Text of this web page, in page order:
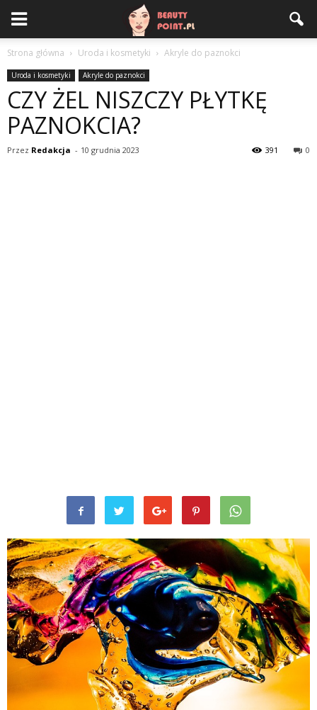
Strona główna Uroda i kosmetyki Akryle do paznokci
Uroda i kosmetyki Akryle do paznokci
CZY ŻEL NISZCZY PŁYTKĘ
PAZNOKCIA?
Przez Redakcja - 10 grudnia 2023 0
391